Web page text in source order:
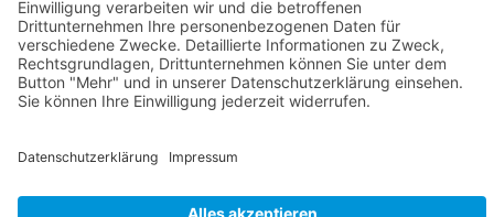
Social Media